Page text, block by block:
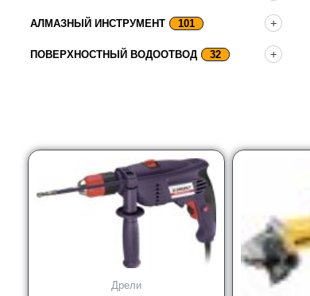
АЛМАЗНЫЙ ИНСТРУМЕНТ 101
ПОВЕРХНОСТНЫЙ ВОДООТВОД 32
Дрели